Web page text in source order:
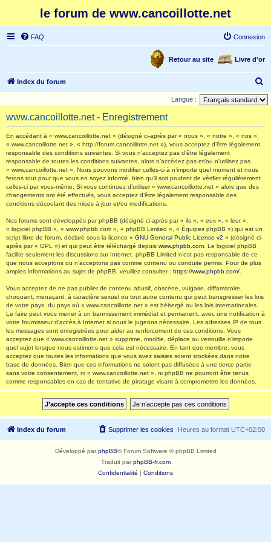
le forum de www.cancoillotte.net
FAQ Connexion
Livre d'or
Retour au site
Index du forum
e
Langue :
www.cancoillotte.net - Enregistrement
En accédant à « www.cancoillotte.net » (désigné ci-après par « nous », « notre », « nos »,
« www.cancoillotte.net », « http://forum.cancoillotte.net »), vous acceptez d’être légalement
responsable des conditions suivantes. Si vous n’acceptez pas d’être légalement
responsable de toutes les conditions suivantes, alors n’accédez pas et/ou n’utilisez pas
« www.cancoillotte.net ». Nous pouvons modifier celles-ci à n’importe quel moment et nous
ferons tout pour que vous en soyez informé, bien qu’il soit prudent de vérifier régulièrement
celles-ci par vous-même. Si vous continuez d’utiliser « www.cancoillotte.net » alors que des
changements ont été effectués, vous acceptez d’être légalement responsable des
conditions découlant des mises à jour et/ou modifications.
Nos forums sont développés par phpBB (désigné ci-après par « ils », « eux », « leur »,
« logiciel phpBB », « www.phpbb.com », « phpBB Limited », « Équipes phpBB ») qui est un
script libre de forum, déclaré sous la licence « GNU General Public License v2 » (désigné ci-
après par « GPL ») et qui peut être téléchargé depuis www.phpbb.com . Le logiciel phpBB
facilite seulement les discussions sur Internet. phpBB Limited n’est pas responsable de ce
que nous acceptons ou n’acceptons pas comme contenu ou conduite permis. Pour de plus
amples informations au sujet de phpBB, veuillez consulter : https://www.phpbb.com/
Vous acceptez de ne pas publier de contenu abusif, obscène, vulgaire, diffamatoire,
choquant, menaçant, à caractère sexuel ou tout autre contenu qui peut transgresser les lois
de votre pays, du pays où « www.cancoillotte.net » est hébergé ou les lois internationales.
Le faire peut vous mener à un bannissement immédiat et permanent, avec une notification à
votre fournisseur d’accès à Internet si nous le jugeons nécessaire. Les adresses IP de tous
les messages sont enregistrées pour aider au renforcement de ces conditions. Vous
acceptez que « www.cancoillotte.net » supprime, modifie, déplace ou verrouille n’importe
quel sujet lorsque nous estimons que cela est nécessaire. En tant que membre, vous
acceptez que toutes les informations que vous avez saisies soient stockées dans notre
base de données. Bien que ces informations ne soient pas diffusées à une tierce partie
sans votre consentement, ni « www.cancoillotte.net », ni phpBB ne pourront être tenus
comme responsables en cas de tentative de piratage visant à compromettre les données.
Index du forum Heures au format UTC+02:00
Supprimer les cookies
Développé parphpBB® Forum Software © phpBB Limited
Traduit parphpBB-fr.com
Confidentialité | Conditions